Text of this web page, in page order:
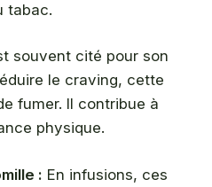
tabac.
souvent cité pour son
le craving, cette
fumer. Il contribue à
physique.
: En infusions, ces